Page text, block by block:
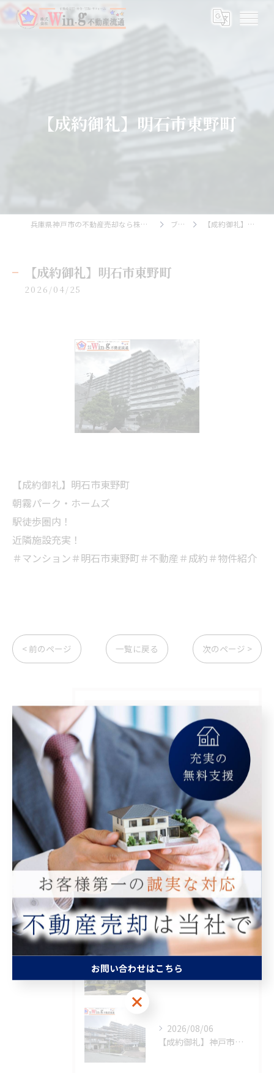
【成約御礼】明石市東野町
兵庫県神戸市の不動産売却なら株式会社Wing不動産流通 ブログ 【成約御礼】明石市東野町
【成約御礼】明石市東野町
2026/04/25
【成約御礼】明石市東野町
朝霧パーク・ホームズ
駅徒歩圏内！
近隣施設充実！
＃マンション＃明石市東野町＃不動産＃成約＃物件紹介
< 前のページ 一覧に戻る 次のページ >
カテゴリー
全てのカテゴリー
相続
査定
買取
最近の投稿 Recent Posts
2026/08/06
【成約御礼】神戸市須磨区
お問い合わせはこちら
お問い合わせはこちら